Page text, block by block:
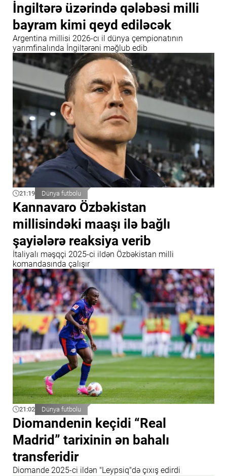
İngiltərə üzərində qələbəsi milli
bayram kimi qeyd ediləcək
Argentina millisi 2026-cı il dünya çempionatının
yarımfinalında İngiltərəni məğlub edib
21:19 Dünya futbolu
Kannavaro Özbəkistan
millisindəki maaşı ilə bağlı
şayiələrə reaksiya verib
İtaliyalı məşqçi 2025-ci ildən Özbəkistan milli
komandasında çalışır
21:02 Dünya futbolu
Diomandenin keçidi “Real
Madrid” tarixinin ən bahalı
transferidir
Diomande 2025-ci ildən "Leypsiq"də çıxış edirdi